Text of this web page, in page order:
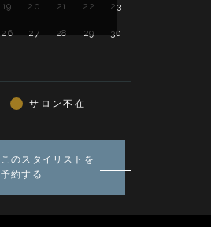
19 20 21 22 23
26 27 28 29 30
サロン不在
このスタイリストを
予約する